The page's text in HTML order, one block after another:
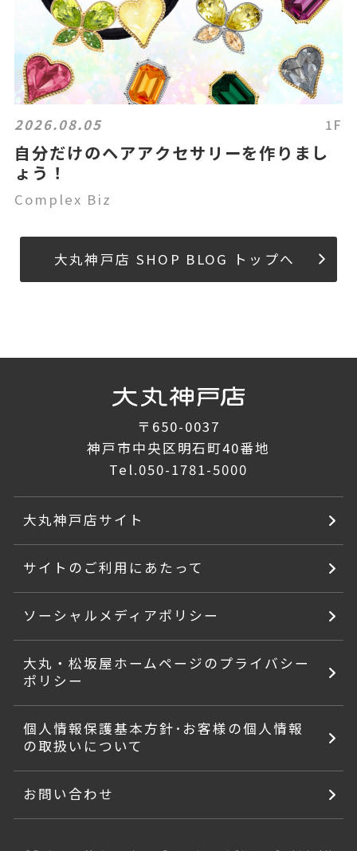
2026.08.05 1F
自分だけのヘアアクセサリーを作りまし
ょう！
Complex Biz
大丸神戸店 SHOP BLOG トップへ
〒650-0037
神戸市中央区明石町40番地
Tel.050-1781-5000
大丸神戸店サイト
サイトのご利用にあたって
ソーシャルメディアポリシー
大丸・松坂屋ホームページのプライバシー
ポリシー
個人情報保護基本方針･お客様の個人情報
の取扱いについて
お問い合わせ